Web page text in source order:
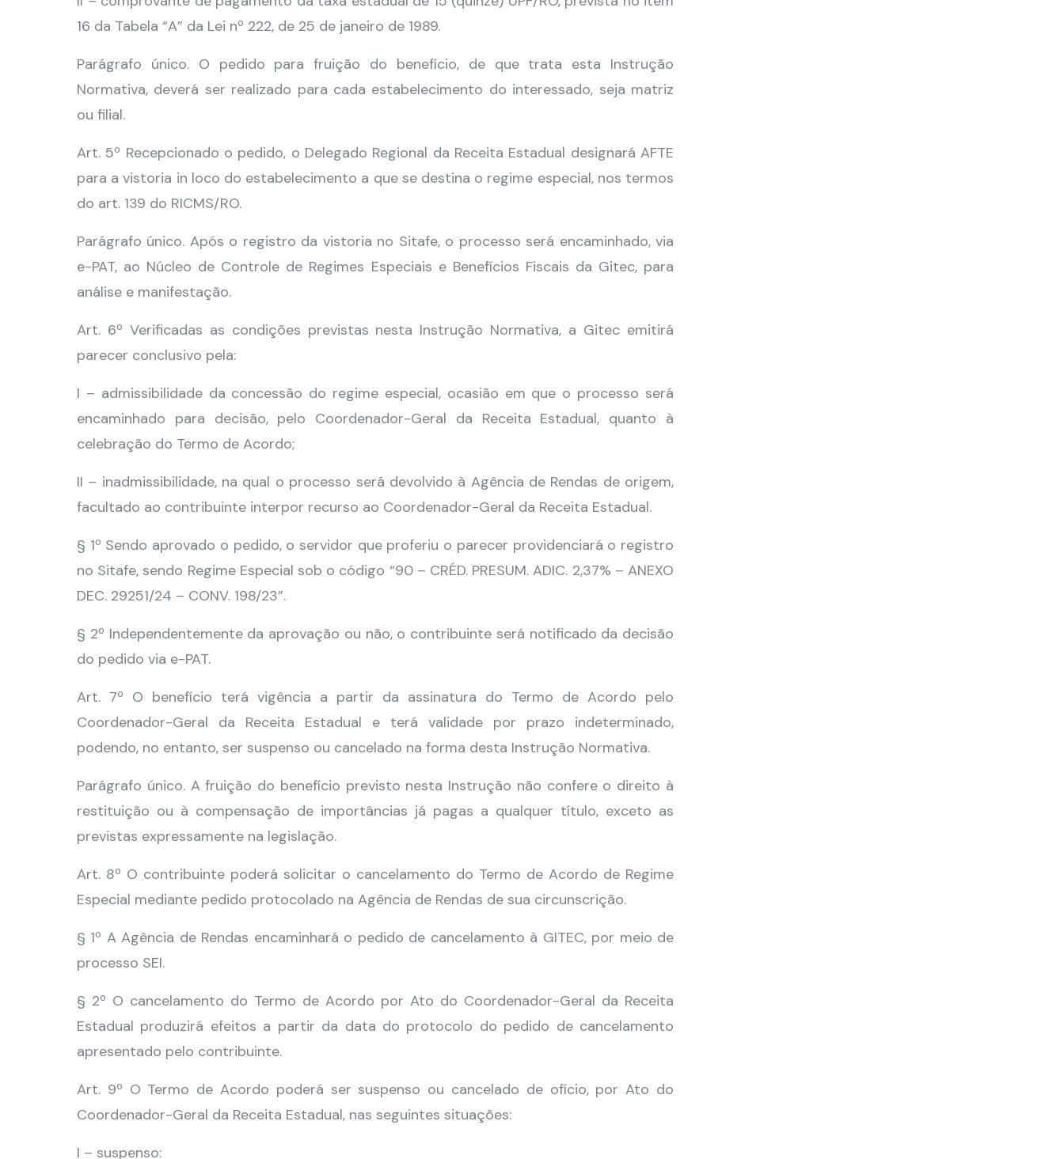
16 da Tabela “A” da Lei nº 222, de 25 de janeiro de 1989.
Parágrafo único. O pedido para fruição do benefício, de que trata esta Instrução
Normativa, deverá ser realizado para cada estabelecimento do interessado, seja matriz
ou filial.
Art. 5º Recepcionado o pedido, o Delegado Regional da Receita Estadual designará AFTE
para a vistoria in loco do estabelecimento a que se destina o regime especial, nos termos
do art. 139 do RICMS/RO.
Parágrafo único. Após o registro da vistoria no Sitafe, o processo será encaminhado, via
e-PAT, ao Núcleo de Controle de Regimes Especiais e Benefícios Fiscais da Gitec, para
análise e manifestação.
Art. 6º Verificadas as condições previstas nesta Instrução Normativa, a Gitec emitirá
parecer conclusivo pela:
I – admissibilidade da concessão do regime especial, ocasião em que o processo será
encaminhado para decisão, pelo Coordenador-Geral da Receita Estadual, quanto à
celebração do Termo de Acordo;
II – inadmissibilidade, na qual o processo será devolvido à Agência de Rendas de origem,
facultado ao contribuinte interpor recurso ao Coordenador-Geral da Receita Estadual.
§ 1º Sendo aprovado o pedido, o servidor que proferiu o parecer providenciará o registro
no Sitafe, sendo Regime Especial sob o código “90 – CRÉD. PRESUM. ADIC. 2,37% – ANEXO
DEC. 29251/24 – CONV. 198/23”.
§ 2º Independentemente da aprovação ou não, o contribuinte será notificado da decisão
do pedido via e-PAT.
Art. 7º O benefício terá vigência a partir da assinatura do Termo de Acordo pelo
Coordenador-Geral da Receita Estadual e terá validade por prazo indeterminado,
podendo, no entanto, ser suspenso ou cancelado na forma desta Instrução Normativa.
Parágrafo único. A fruição do benefício previsto nesta Instrução não confere o direito à
restituição ou à compensação de importâncias já pagas a qualquer título, exceto as
previstas expressamente na legislação.
Art. 8º O contribuinte poderá solicitar o cancelamento do Termo de Acordo de Regime
Especial mediante pedido protocolado na Agência de Rendas de sua circunscrição.
§ 1º A Agência de Rendas encaminhará o pedido de cancelamento à GITEC, por meio de
processo SEI.
§ 2º O cancelamento do Termo de Acordo por Ato do Coordenador-Geral da Receita
Estadual produzirá efeitos a partir da data do protocolo do pedido de cancelamento
apresentado pelo contribuinte.
Art. 9º O Termo de Acordo poderá ser suspenso ou cancelado de ofício, por Ato do
Coordenador-Geral da Receita Estadual, nas seguintes situações:
I – suspenso: